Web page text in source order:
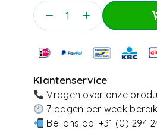
Klantenservice
Vragen over onze
7 dagen per week
Bel ons op: +31 (0) 294